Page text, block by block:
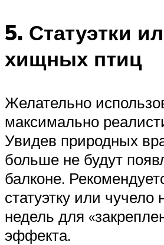
5. Статуэтки
хищных птиц
Желательно
максимально
Увидев природных
больше не будут
балконе.
статуэтку или чучело
недель для
эффекта.